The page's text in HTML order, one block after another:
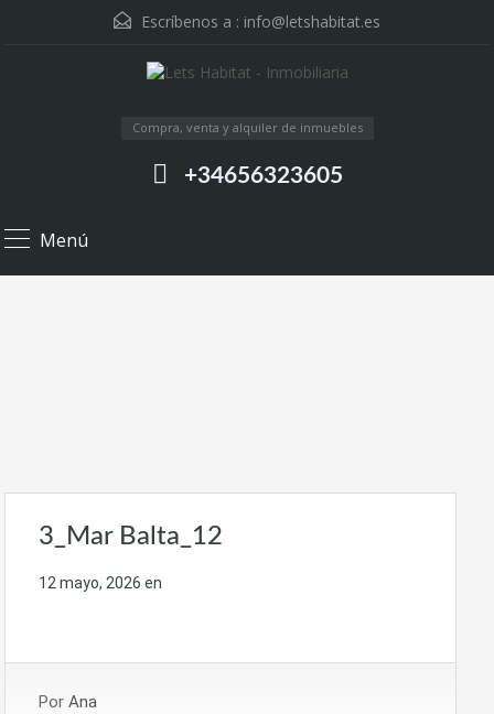
Escríbenos a : info@letshabitat.es
Compra, venta y alquiler de inmuebles
+34656323605
Menú
3_Mar Balta_12
12 mayo, 2026 en
Por Ana